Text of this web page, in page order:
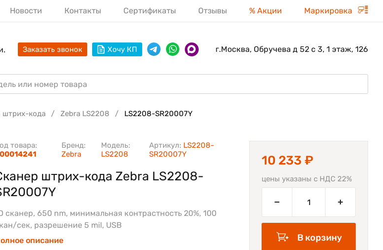
Новости Контакты Сертификаты Отзывы % Акции Маркировка
Заказать звонок Хочу КП г.Москва, Обручева д 52 с 3, 1 этаж, 126
штрих-кода Zebra LS2208 LS2208-SR20007Y
Бренд:
Zebra
Модель:
LS2208
товара:
Артикул: LS2208-
SR20007Y
штрих-кода Zebra LS2208-
сканер, 650 nm, минимальная контрастность 20%, 100
сек, разрешение 5 mil, USB
описание
10 233 ₽
цены указаны с НДС 22%
В корзину